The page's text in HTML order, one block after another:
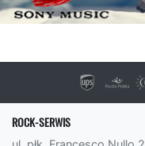
ROCK-SERWIS